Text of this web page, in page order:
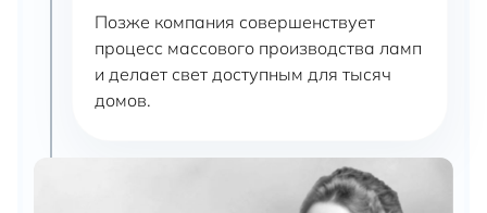
Позже компания совершенствует
процесс массового производства ламп
и делает свет доступным для тысяч
домов.